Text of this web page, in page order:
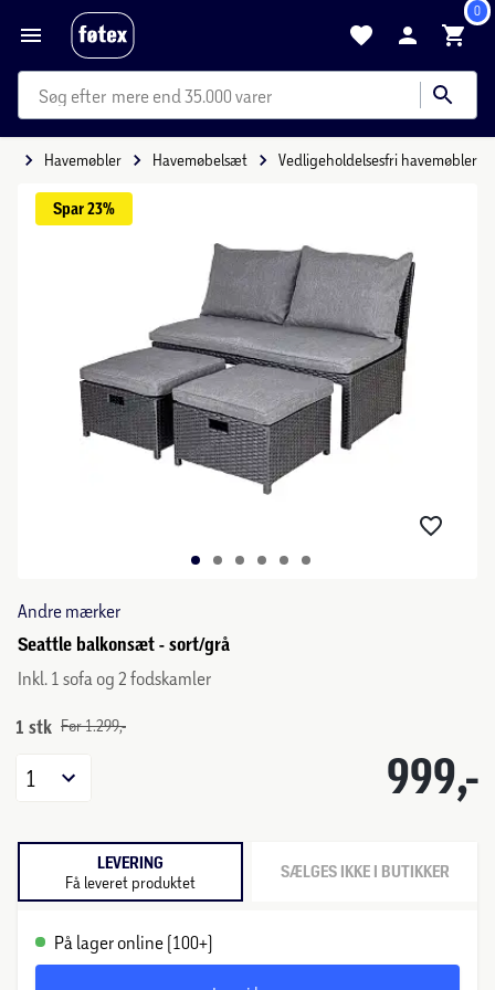
0
mere end 35.000 varer
Havemøbler Havemøbelsæt Vedligeholdelsesfri havemøbler
Spar 23%
Andre mærker
Seattle balkonsæt - sort/grå
Inkl. 1 sofa og 2 fodskamler
1 stk Før 1.299,-
999,-
1
LEVERING
Få leveret produktet SÆLGES IKKE I BUTIKKER
På lager online (100+)